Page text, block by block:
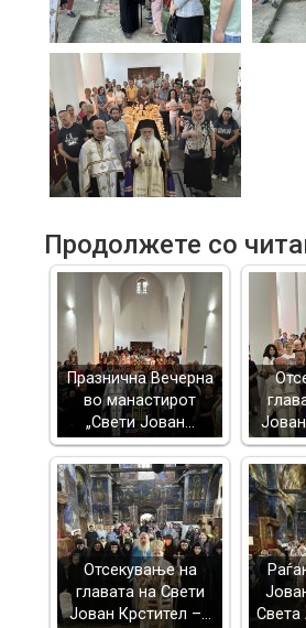
Продолжете со
Празнична Вечерна
во манастирот
„Свети Јован…
Отсекување на
главата на Свети
Јован Крстител –…
Света